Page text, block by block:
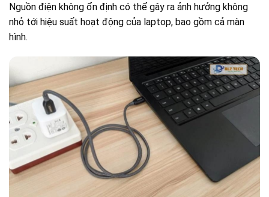
Nguồn điện không ổn định có thể gây ra ảnh hưởng không
nhỏ tới hiệu suất hoạt động của laptop, bao gồm cả màn
hình.